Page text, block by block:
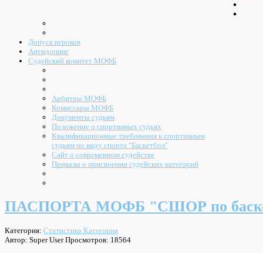
Допуск игроков
Антидопинг
Судейский комитет МОФБ
Арбитры МОФБ
Комиссары МОФБ
Документы судьям
Положение о спортивных судьях
Квалификационные требования к спортивным
судьям по виду спорта "Баскетбол"
Сайт о современном судействе
Приказы о присвоении судейских категорий
ПАСПОРТА МОФБ "СШОР по
Категория: Статистика Категория
Автор: Super UserПросмотров: 18564